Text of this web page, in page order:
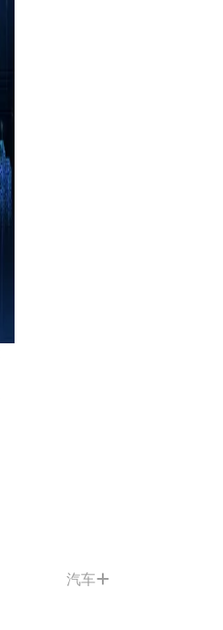
汽车